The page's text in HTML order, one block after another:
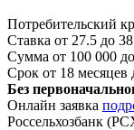
Потребительский
Ставка от 27.5 до
Сумма от 100 000
Срок от 18 месяцев
Без
Онлайн заявка
Россельхозбанк